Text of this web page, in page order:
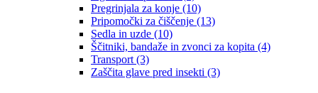
Pregrinjala za konje (10)
Pripomočki za čiščenje (13)
Sedla in uzde (10)
Ščitniki, bandaže in zvonci za kopita (4)
Transport (3)
Zaščita glave pred insekti (3)